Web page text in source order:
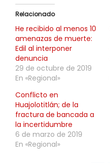
Relacionado
He recibido al menos 10
amenazas de muerte:
Edil al interponer
denuncia
29 de octubre de 2019
En «Regional»
Conflicto en
Huajolotitlán; de la
fractura de bancada a
la incertidumbre
6 de marzo de 2019
En «Regional»